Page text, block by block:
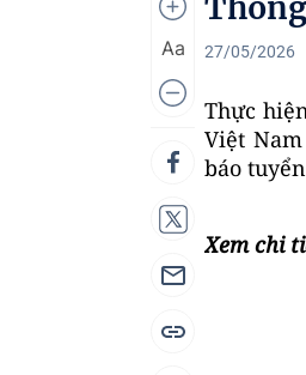
Aa 27/05/2026
Thực
Việt
báo
Xem chi